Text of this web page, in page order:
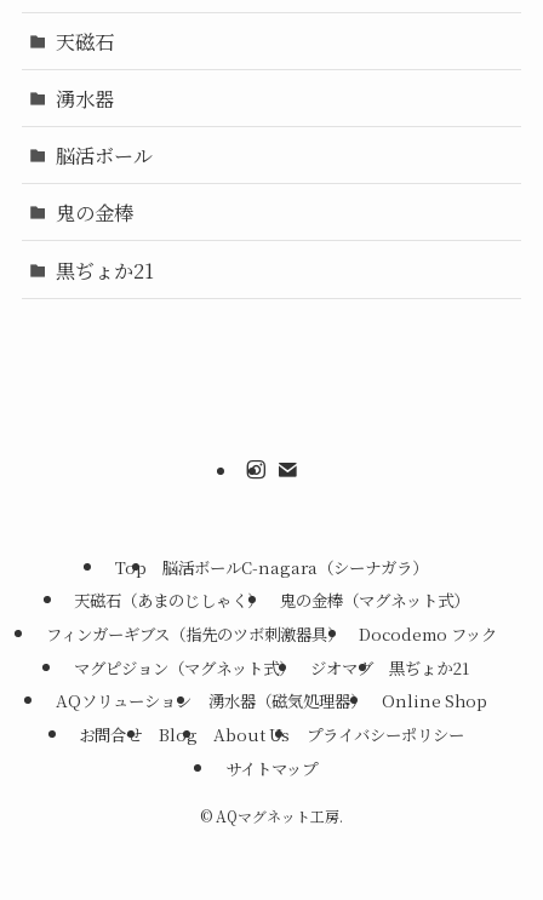
天磁石
湧水器
脳活ボール
鬼の金棒
黒ぢょか21
Top
脳活ボールC-nagara（シーナガラ）
天磁石（あまのじしゃく）
鬼の金棒（マグネット式）
フィンガーギブス（指先のツボ刺激器具）
Docodemo フック
マグピジョン（マグネット式）
ジオマグ
黒ぢょか21
AQソリューション
湧水器（磁気処理器）
Online Shop
お問合せ
Blog About Us
プライバシーポリシー
サイトマップ
© AQマグネット工房.